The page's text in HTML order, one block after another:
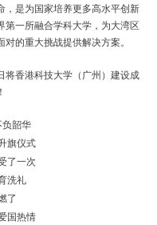
，是为国家培养更多高水平创新
一所融合学科大学，为大湾区
的重大挑战提供解决方案。
将香港科技大学（广州）建设成
韶华
旗仪式
了一次
洗礼
了
国热情